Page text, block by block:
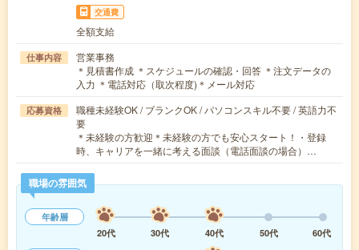
交通費
全額支給
仕事内容
営業事務
＊見積書作成 ＊スケジュールの確認・回答 ＊注文データの
入力 ＊電話対応（取次程度)＊メール対応
応募資格
職種未経験OK / ブランクOK / パソコンスキル不要 / 英語力不
要
＊未経験の方歓迎＊未経験の方でも安心スタート！・登録
時、キャリアを一緒に考える面談（電話面談の場合）…
職場の雰囲気
年齢層
20代
30代 40代 50代
60代